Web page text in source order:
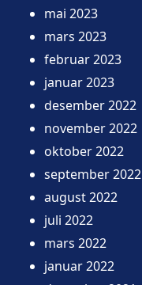
mai 2023
mars 2023
februar 2023
januar 2023
desember 2022
november 2022
oktober 2022
september 2022
august 2022
juli 2022
mars 2022
januar 2022